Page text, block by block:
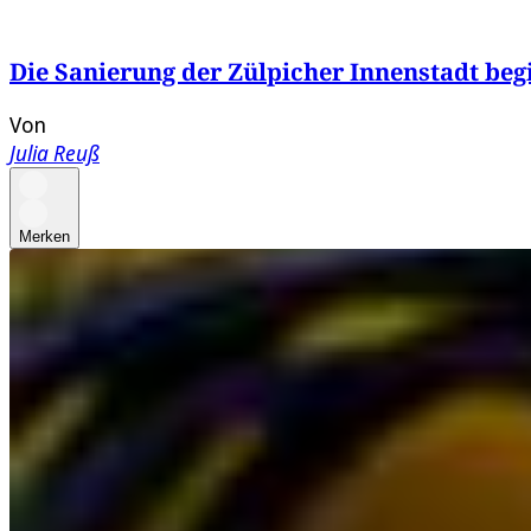
Die Sanierung der Zülpicher Innenstadt
Von
Julia Reuß
Merken